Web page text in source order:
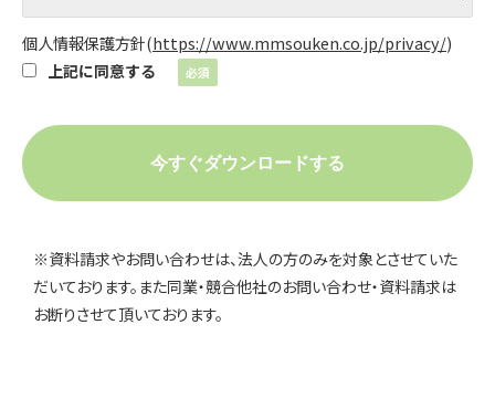
個人情報保護方針(https://www.mmsouken.co.jp/privacy/)
上記に同意する
※資料請求やお問い合わせは、法人の方のみを対象とさせていた
だいております。また同業・競合他社のお問い合わせ・資料請求は
お断りさせて頂いております。